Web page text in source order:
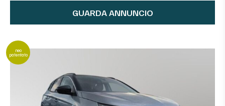
GUARDA ANNUNCIO
neo
patentato